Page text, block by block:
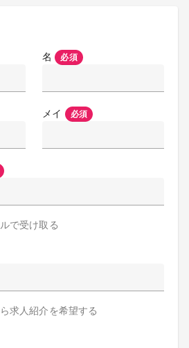
名 必須
メイ 必須
で受け取る
求人紹介を希望する